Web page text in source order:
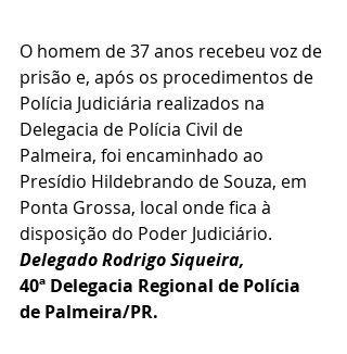
O homem de 37 anos recebeu voz de
prisão e, após os procedimentos de
Polícia Judiciária realizados na
Delegacia de Polícia Civil de
Palmeira, foi encaminhado ao
Presídio Hildebrando de Souza, em
Ponta Grossa, local onde fica à
disposição do Poder Judiciário.
Delegado Rodrigo Siqueira,
40ª Delegacia Regional de Polícia
de Palmeira/PR.